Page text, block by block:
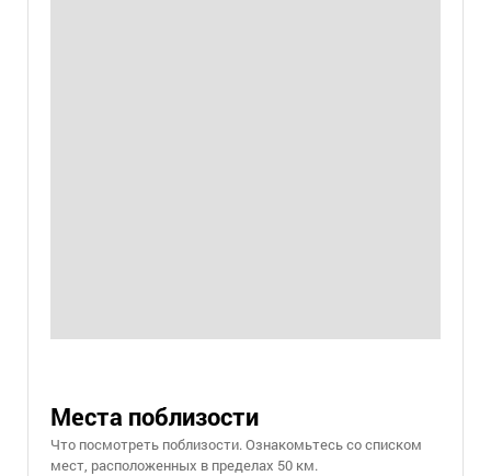
Места поблизости
Что посмотреть поблизости. Ознакомьтесь со списком
мест, расположенных в пределах 50 км.